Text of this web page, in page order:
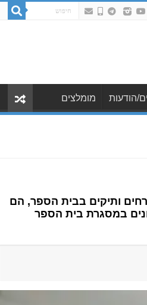
הודעות מומלצים
ותיקים בבית הספר, הם
במסגרת בית הספר